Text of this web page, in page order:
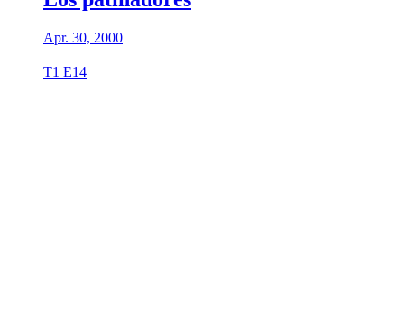
Apr. 30, 2000
T1 E14